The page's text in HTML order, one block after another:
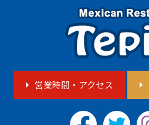
営業時間・アクセス